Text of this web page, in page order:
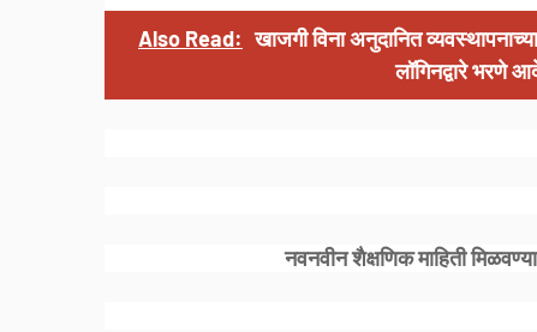
Also Read: खाजगी विना अनुदानित
लॉगिनद्वारे
नवनवीन शैक्षणिक माहिती